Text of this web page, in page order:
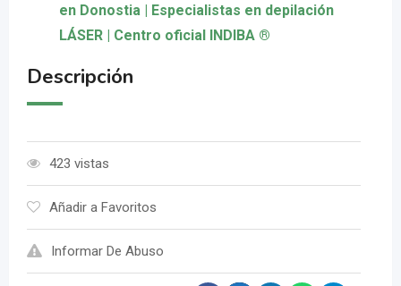
en Donostia | Especialistas en depilación
LÁSER | Centro oficial INDIBA ®
Descripción
423 vistas
Añadir a Favoritos
Informar De Abuso